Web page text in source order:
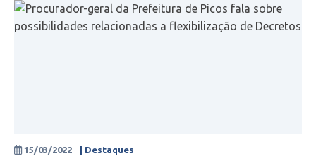
15/03/2022 | Destaques